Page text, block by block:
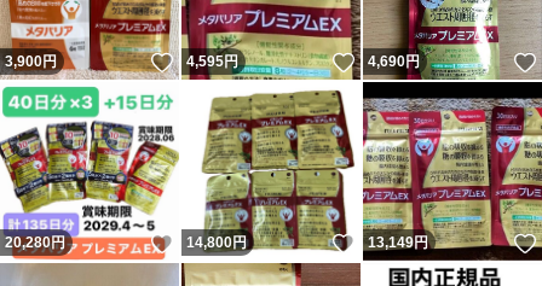
3,900円 いいね！
4,595円 いいね！
4,690円
20,280円 いいね！
14,800円 いいね！
13,149円